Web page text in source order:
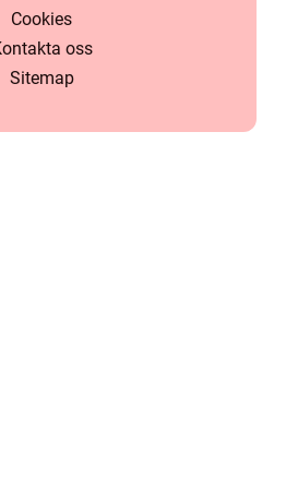
Cookies
oss
Sitemap